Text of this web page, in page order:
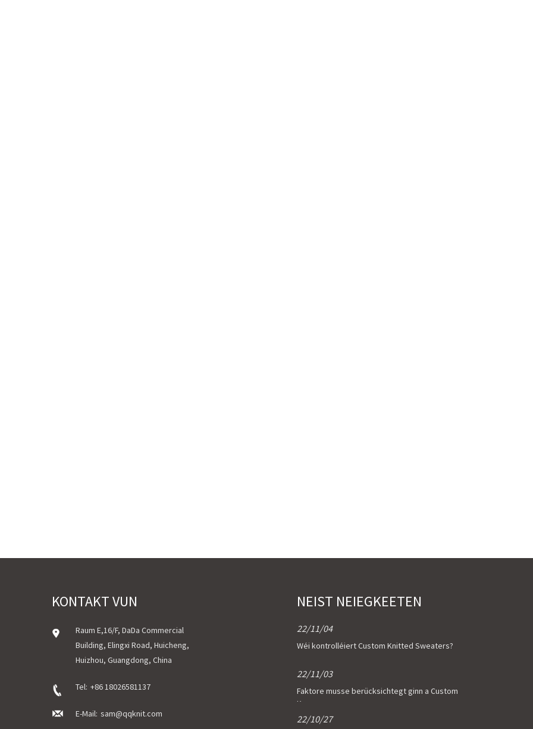
KONTAKT VUN
Raum E,16/F, DaDa Commercial
Building, Elingxi Road, Huicheng,
Huizhou, Guangdong, China
Tel: +86 18026581137
E-Mail: sam@qqknit.com
NEIST NEIEGKEETEN
22/11/04
Wéi kontrolléiert Custom Knitted Sweaters?
22/11/03
Faktore musse berücksichtegt ginn a Custom
K ...
22/10/27